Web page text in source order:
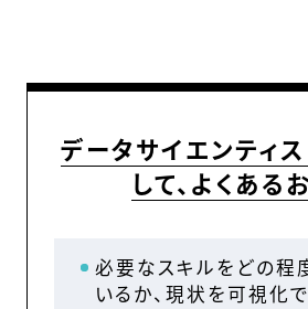
データサイエンティ
して、よくある
必要なスキルをどの程
いるか、現状を可視化